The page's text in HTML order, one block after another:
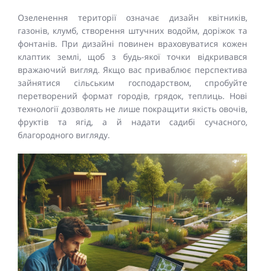
Озеленення території означає дизайн квітників,
газонів, клумб, створення штучних водойм, доріжок та
фонтанів. При дизайні повинен враховуватися кожен
клаптик землі, щоб з будь-якої точки відкривався
вражаючий вигляд. Якщо вас приваблює перспектива
зайнятися сільським господарством, спробуйте
перетворений формат городів, грядок, теплиць. Нові
технології дозволять не лише покращити якість овочів,
фруктів та ягід, а й надати садибі сучасного,
благородного вигляду.